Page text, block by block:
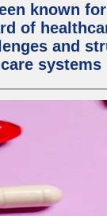
known
of
and